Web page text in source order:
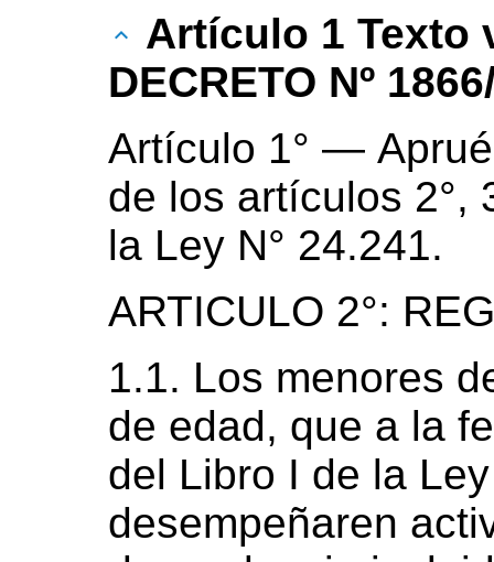
Artículo 1 Texto
DECRETO Nº
Artículo 1° —
de los artículos 2°,
la Ley N° 24.241.
ARTICULO 2°:
1.1. Los menores
de edad, que a la
del Libro I de la
desempeñaren